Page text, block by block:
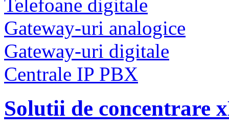
Telefoane digitale
Gateway-uri analogice
Gateway-uri digitale
Centrale IP PBX
Solutii de concentrare